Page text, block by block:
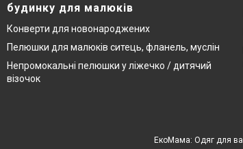
будинку для малюків
Конверти для новонароджених
Пелюшки для малюків ситець, фланель, муслін
Непромокальні пелюшки у ліжечко / дитячий
візочок